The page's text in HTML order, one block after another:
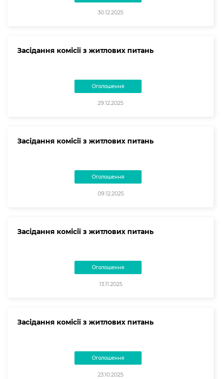
30.12.2025
Засідання комісії з житлових питань
Оголошення
29.12.2025
Засідання комісії з житлових питань
Оголошення
09.12.2025
Засідання комісії з житлових питань
Оголошення
13.11.2025
Засідання комісії з житлових питань
Оголошення
23.10.2025